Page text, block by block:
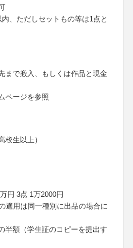
、ただしセットもの等は1点と
まで搬入、もしくは作品と現金
ページを参照
校生以上）
円 3点 1万2000円
適用は同一種別に出品の場合に
半額（学生証のコピーを提出す